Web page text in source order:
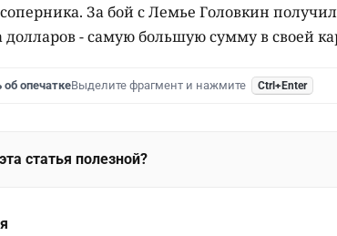
За бой с Лемье Головкин
- самую большую сумму в своей
опечаткеВыделите фрагмент и нажмите Ctrl+Enter
статья полезной?